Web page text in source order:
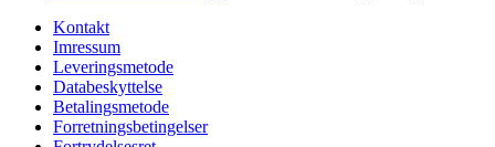
Kontakt
Imressum
Leveringsmetode
Databeskyttelse
Betalingsmetode
Forretningsbetingelser